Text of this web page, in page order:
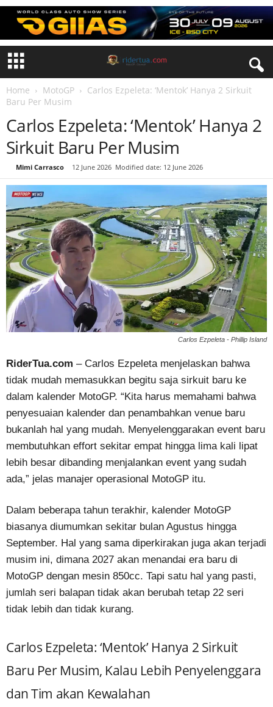
Home MotoGP
Carlos Ezpeleta: ‘Mentok’ Hanya 2 Sirkuit
Baru Per Musim
Carlos Ezpeleta: ‘Mentok’ Hanya 2
Sirkuit Baru Per Musim
Mimi Carrasco 12 June 2026 Modified date: 12 June 2026
Carlos Ezpeleta - Phillip Island
RiderTua.com – Carlos Ezpeleta menjelaskan bahwa
tidak mudah memasukkan begitu saja sirkuit baru ke
dalam kalender MotoGP. “Kita harus memahami bahwa
penyesuaian kalender dan penambahkan venue baru
bukanlah hal yang mudah. ​​Menyelenggarakan event baru
membutuhkan effort sekitar empat hingga lima kali lipat
lebih besar dibanding menjalankan event yang sudah
ada,” jelas manajer operasional MotoGP itu.
Dalam beberapa tahun terakhir, kalender MotoGP
biasanya diumumkan sekitar bulan Agustus hingga
September. Hal yang sama diperkirakan juga akan terjadi
musim ini, dimana 2027 akan menandai era baru di
MotoGP dengan mesin 850cc. Tapi satu hal yang pasti,
jumlah seri balapan tidak akan berubah tetap 22 seri
tidak lebih dan tidak kurang.
Carlos Ezpeleta: ‘Mentok’ Hanya 2 Sirkuit
Baru Per Musim, Kalau Lebih Penyelenggara
dan Tim akan Kewalahan